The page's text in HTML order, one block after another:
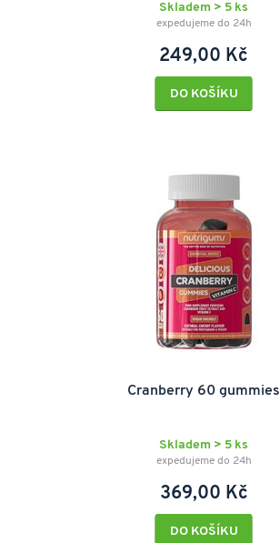
Skladem > 5 ks
expedujeme do 24h
249,00 Kč
DO KOŠÍKU
Cranberry 60 gummies
Skladem > 5 ks
expedujeme do 24h
369,00 Kč
DO KOŠÍKU